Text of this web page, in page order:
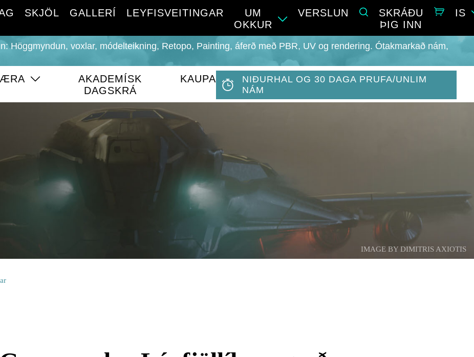
SKJÖL GALLERÍ LEYFISVEITINGAR
UM
OKKUR
VERSLUN
SKRÁÐU
ÞIG INN
IS
Höggmyndun, voxlar, módelteikning, Retopo, Painting, áferð með PBR, UV og rendering. Ótakmarkað nám,
AKADEMÍSK
DAGSKRÁ
KAUPA
NIÐURHAL OG 30 DAGA PRUFA/UNLIM
NÁM
IMAGE BY DIMITRIS AXIOTIS